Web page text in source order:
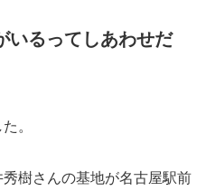
いるってしあわせだ
。
樹さんの基地が名古屋駅前